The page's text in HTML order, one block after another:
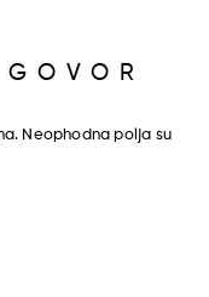
Neophodna polja su